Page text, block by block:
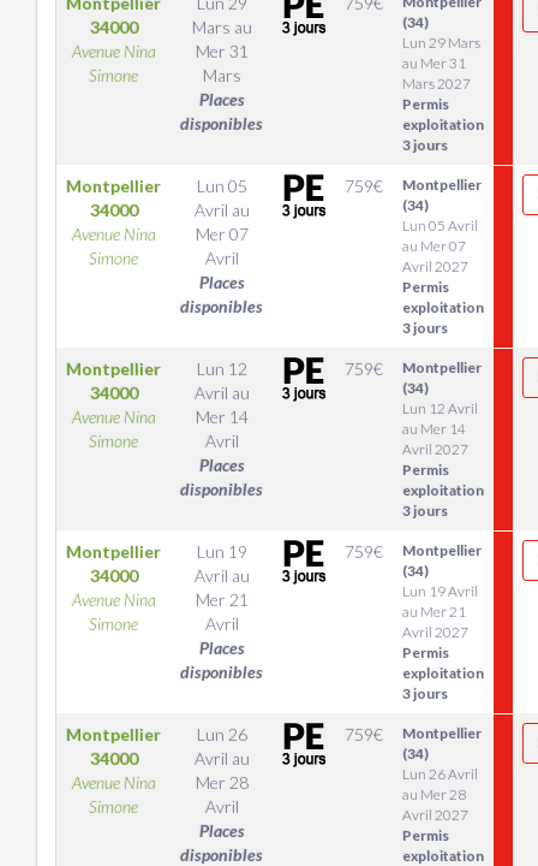
34000
Avenue Nina
Simone
Mars au
Mer 31
Mars
Places
disponibles
(34)
Lun 29 Mars
au Mer 31
Mars 2027
Permis
exploitation
3 jours
Montpellier
34000
Avenue Nina
Simone
Lun 05
Avril au
Mer 07
Avril
Places
disponibles
759€
Montpellier
(34)
Lun 05 Avril
au Mer 07
Avril 2027
Permis
exploitation
3 jours
Montpellier
34000
Avenue Nina
Simone
Lun 12
Avril au
Mer 14
Avril
Places
disponibles
759€
Montpellier
(34)
Lun 12 Avril
au Mer 14
Avril 2027
Permis
exploitation
3 jours
Montpellier
34000
Avenue Nina
Simone
Lun 19
Avril au
Mer 21
Avril
Places
disponibles
759€
Montpellier
(34)
Lun 19 Avril
au Mer 21
Avril 2027
Permis
exploitation
3 jours
Montpellier
34000
Avenue Nina
Simone
Lun 26
Avril au
Mer 28
Avril
Places
disponibles
759€
Montpellier
(34)
Lun 26 Avril
au Mer 28
Avril 2027
Permis
exploitation